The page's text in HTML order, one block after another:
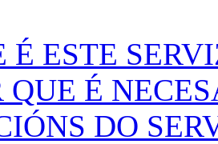
É ESTE
QUE É
DO